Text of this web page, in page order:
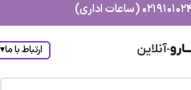
ارتباط با ما▾